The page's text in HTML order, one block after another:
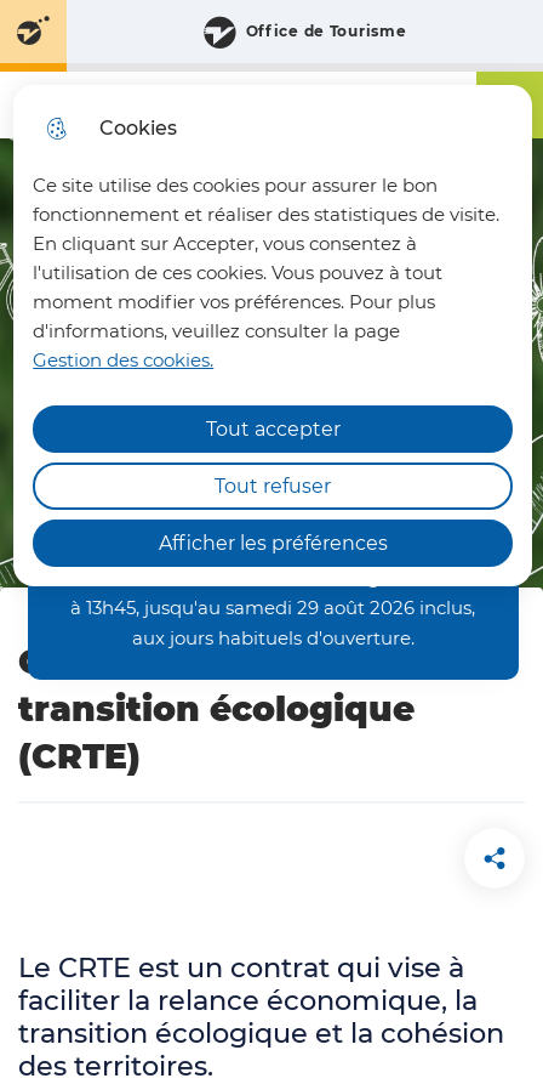
Cookies
Ce site utilise des cookies pour assurer le bon
fonctionnement et réaliser des statistiques de visite.
En cliquant sur Accepter, vous consentez à
l'utilisation de ces cookies. Vous pouvez à tout
moment modifier vos préférences. Pour plus
d'informations, veuillez consulter la page
Gestion des cookies.
Afficher les préférences
Tout accepter
Tout refuser
menu
Aller à la
Aller au
principal
du site
fermer
Horaires aménagés
déchèteries
Les déchèteries intercommunales de Bohain-
en-Vermandois, Joncourt et Vermand,
à 13h45, jusqu'au samedi 29 août 2026 inclus,
aux jours habituels d'ouverture.
Office de Tourisme
Communauté de Communes du Pays du Vermandois
Menu principal
Contrat de relance et de
transition écologique
(CRTE)
Le CRTE est un contrat qui vise à
faciliter la relance économique, la
transition écologique et la cohésion
des territoires.